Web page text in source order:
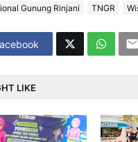
Gunung Rinjani
TNGR
LIKE